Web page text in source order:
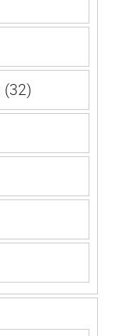
3232
Produkte